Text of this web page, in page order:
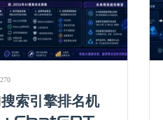
270
引擎排名机